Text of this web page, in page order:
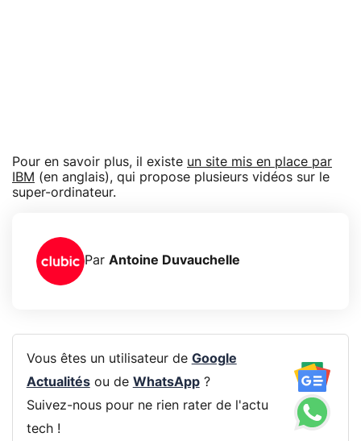
Pour en savoir plus, il existe un site mis en place par
IBM (en anglais), qui propose plusieurs vidéos sur le
super-ordinateur.
Par Antoine Duvauchelle
Vous êtes un utilisateur de Google
Actualitésou de WhatsApp?
Suivez-nous pour ne rien rater de l'actu
tech !